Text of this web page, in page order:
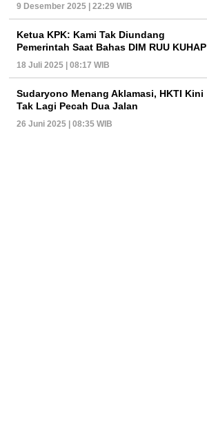
9 Desember 2025 | 22:29 WIB
Ketua KPK: Kami Tak Diundang
Pemerintah Saat Bahas DIM RUU KUHAP
18 Juli 2025 | 08:17 WIB
Sudaryono Menang Aklamasi, HKTI Kini
Tak Lagi Pecah Dua Jalan
26 Juni 2025 | 08:35 WIB